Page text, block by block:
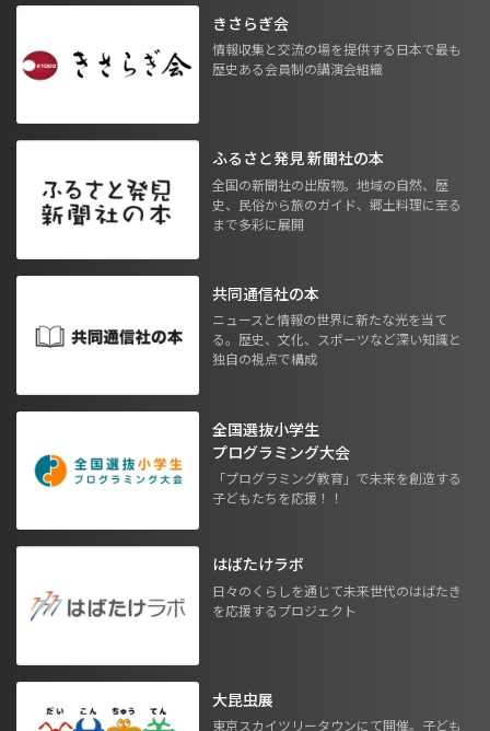
きさらぎ会
情報収集と交流の場を提供する日本で最も
歴史ある会員制の講演会組織
ふるさと発見 新聞社の本
全国の新聞社の出版物。地域の自然、歴
史、民俗から旅のガイド、郷土料理に至る
まで多彩に展開
共同通信社の本
ニュースと情報の世界に新たな光を当て
る。歴史、文化、スポーツなど深い知識と
独自の視点で構成
全国選抜小学生
プログラミング大会
「プログラミング教育」で未来を創造する
子どもたちを応援！！
はばたけラボ
日々のくらしを通じて未来世代のはばたき
を応援するプロジェクト
大昆虫展
東京スカイツリータウンにて開催。子ども